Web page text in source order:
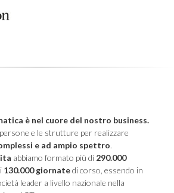
è nel cuore del nostro business.
e le strutture per realizzare
e ad ampio spettro.
abbiamo formato più di 290.000
130.000 giornatedi corso, essendo in
leader a livello nazionale nella